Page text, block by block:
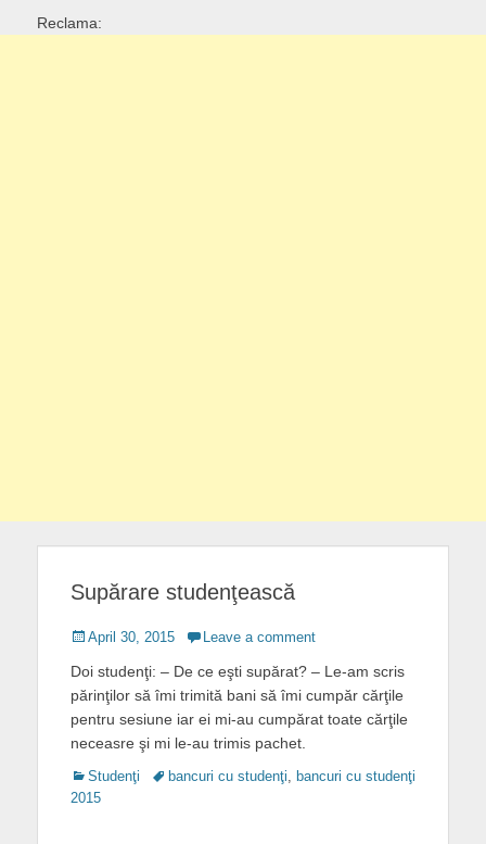
Reclama:
Supărare studenţească
Posted
April 30, 2015 Leave a comment
Doi studenţi: – De ce eşti supărat? – Le-am scris
părinţilor să îmi trimită bani să îmi cumpăr cărţile
pentru sesiune iar ei mi-au cumpărat toate cărţile
neceasre şi mi le-au trimis pachet.
Categories
Studenţi Tagsbancuri cu studenţi, bancuri cu studenţi
2015